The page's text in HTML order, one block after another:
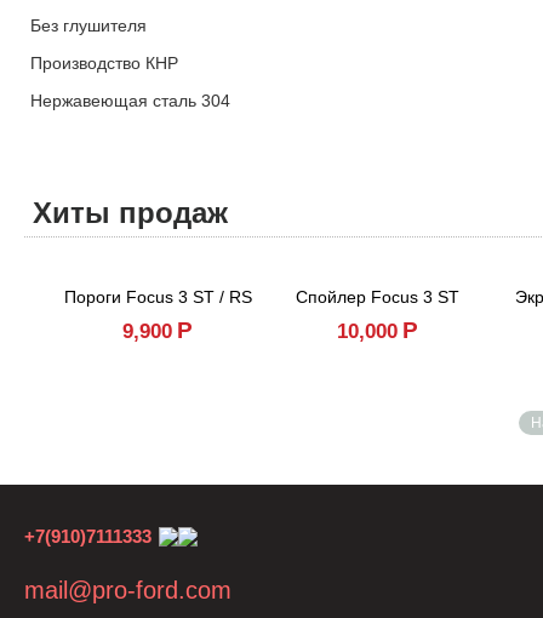
Без глушителя
Производство КНР
Нержавеющая сталь 304
Хиты продаж
Пороги Focus 3 ST / RS
9,900 Р
Спойлер Focus 3 ST
10,000 Р
+7(910)7111333
mail@pro-ford.com